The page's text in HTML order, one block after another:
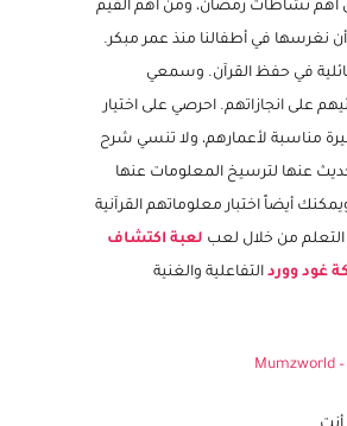
أهم نشاطات رمضان، ومن أهم القيم
نغرسها في أطفالنا منذ عمر مبكر.
في حفظ القرآن. وسمعي
على انجازاتهم. احرصي على اختيار
مناسبة لأعمارهم، ولا تنسي شرح
عنها لترسيخ المعلومات عنها
أيضاً اختبار معلوماتهم القرآنية
من خلال لعب لعبة اكتشاف
غود وورد